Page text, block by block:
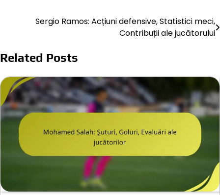
Sergio Ramos: Acțiuni defensive, Statistici meci,
Contribuții ale jucătorului
Related Posts